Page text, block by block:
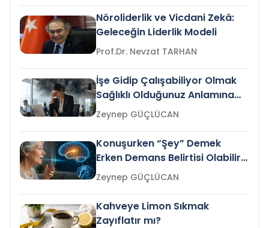
Nöroliderlik ve Vicdani Zekâ:
Geleceğin Liderlik Modeli
Prof.Dr. Nevzat TARHAN
İşe Gidip Çalışabiliyor Olmak
Sağlıklı Olduğunuz Anlamına
Gelir mi?Zeynep GÜÇLÜCAN
Konuşurken “Şey” Demek
Erken Demans Belirtisi Olabilir
mi?
Zeynep GÜÇLÜCAN
Kahveye Limon Sıkmak
Zayıflatır mı?